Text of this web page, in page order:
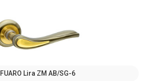
FUARO Lira ZM AB/SG-6